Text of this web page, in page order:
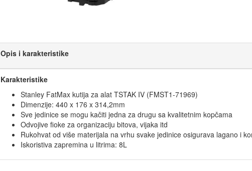
Opis i karakteristike
Karakteristike
Stanley FatMax kutija za alat TSTAK IV (FMST1-71969)
Dimenzije: 440 x 176 x 314,2mm
Sve jedinice se mogu kačiti jedna za drugu sa kvalitetnim kopčama
Odvojive fioke za organizaciju bitova, vijaka itd
Rukohvat od više materijala na vrhu svake jedinice osigurava lagano i
Iskoristiva zapremina u litrima: 8L